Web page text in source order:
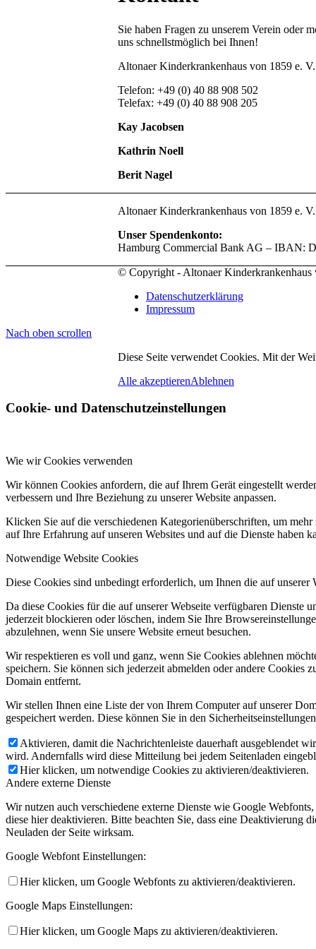
Sie haben Fragen zu unserem Verein oder
uns schnellstmöglich bei Ihnen!
Altonaer Kinderkrankenhaus von 1859 e.
Telefon: +49 (0) 40 88 908 502
Telefax: +49 (0) 40 88 908 205
Kay Jacobsen
Kathrin Noell
Berit Nagel
Altonaer Kinderkrankenhaus von 1859 e.
Unser Spendenkonto:
Hamburg Commercial Bank AG – IBAN:
© Copyright - Altonaer Kinderkrankenhaus
Datenschutzerklärung
Impressum
Nach oben scrollen
Diese Seite verwendet Cookies. Mit der
Alle akzeptierenAblehnen
Cookie- und Datenschutzeinstellungen
Wie wir Cookies verwenden
Wir können Cookies anfordern, die auf Ihrem Gerät eingestellt
verbessern und Ihre Beziehung zu unserer Website anpassen.
Klicken Sie auf die verschiedenen Kategorienüberschriften, um
auf Ihre Erfahrung auf unseren Websites und auf die Dienste haben
Notwendige Website Cookies
Diese Cookies sind unbedingt erforderlich, um Ihnen die auf
Da diese Cookies für die auf unserer Webseite verfügbaren
jederzeit blockieren oder löschen, indem Sie Ihre
abzulehnen, wenn Sie unsere Website erneut besuchen.
Wir respektieren es voll und ganz, wenn Sie Cookies ablehnen
speichern. Sie können sich jederzeit abmelden oder andere Cookies
Domain entfernt.
Wir stellen Ihnen eine Liste der von Ihrem Computer auf unserer
gespeichert werden. Diese können Sie in den
Aktivieren, damit die Nachrichtenleiste dauerhaft ausgeblendet
wird. Andernfalls wird diese Mitteilung bei jedem Seitenladen
Hier klicken, um notwendige Cookies zu aktivieren/deaktivieren.
Andere externe Dienste
Wir nutzen auch verschiedene externe Dienste wie Google
diese hier deaktivieren. Bitte beachten Sie, dass eine Deaktivierung
Neuladen der Seite wirksam.
Google Webfont Einstellungen:
Hier klicken, um Google Webfonts zu aktivieren/deaktivieren.
Google Maps Einstellungen:
Hier klicken, um Google Maps zu aktivieren/deaktivieren.